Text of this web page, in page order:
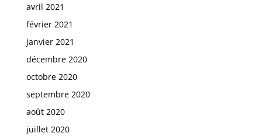
avril 2021
février 2021
janvier 2021
décembre 2020
octobre 2020
septembre 2020
août 2020
juillet 2020